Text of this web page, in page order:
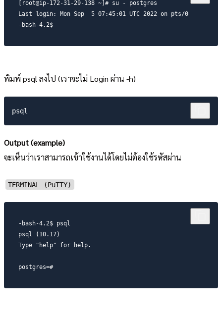
[root@ip-172-31-29-138 ~]# su - postgres
Last login: Mon Sep  5 07:45:01 UTC 2022 on pts/0
-bash-4.2$
พิมพ์ psql ลงไป (เราจะไม่ Login ผ่าน -h)
Output (example)
จะเห็นว่าเราสามารถเข้าใช้งานได้โดยไม่ต้องใช้รหัสผ่าน
TERMINAL (PuTTY)
-bash-4.2$ psql
psql (10.17)
Type "help" for help.
postgres=#